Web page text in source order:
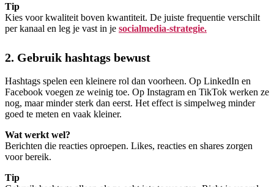
Tip
Kies voor kwaliteit boven kwantiteit. De juiste frequentie verschilt
per kanaal en leg je vast in je socialmedia-strategie.
2. Gebruik hashtags bewust
Hashtags spelen een kleinere rol dan voorheen. Op LinkedIn en
Facebook voegen ze weinig toe. Op Instagram en TikTok werken ze
nog, maar minder sterk dan eerst. Het effect is simpelweg minder
goed te meten en vaak kleiner.
Wat werkt wel?
Berichten die reacties oproepen. Likes, reacties en shares zorgen
voor bereik.
Tip